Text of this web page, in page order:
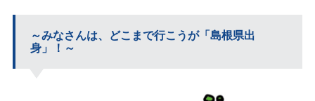
～みなさんは、どこまで行こうが「島根県出
身」！～